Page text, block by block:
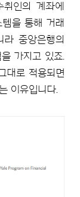
인의 계좌에
템을 통해 거래
라 중앙은행의
가지고 있죠.
대로 적용되면
이유입니다.